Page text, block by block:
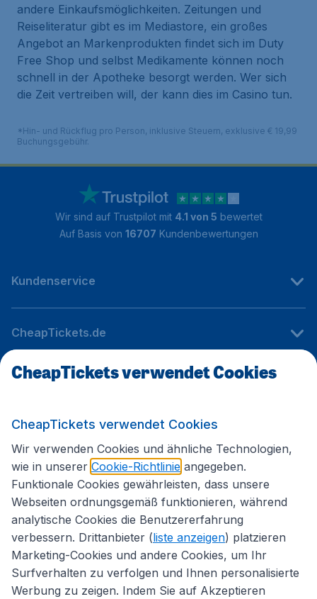
andere Einkaufsmöglichkeiten. Zeitungen und
Reiseliteratur gibt es im Mediastore, ein großes
Angebot an Markenprodukten findet sich im Duty
Free Shop und selbst Medikamente können noch
schnell in der Apotheke besorgt werden. Wer sich
die Zeit vertreiben will, der kann dies im Casino tun.
*Hin- und Rückflug pro Person, inklusive Steuern, exklusive € 19,99
Buchungsgebühr.
Wir sind auf Trustpilot mit 4.1 von 5 bewertet
Auf Basis von 16707 Kundenbewertungen
Kundenservice
CheapTickets.de
Internationale Webseiten
Folgen Sie uns:
CheapTickets verwendet Cookies
CheapTickets verwendet Cookies
Wir verwenden Cookies und ähnliche Technologien,
wie in unserer Cookie-Richtlinie angegeben.
Funktionale Cookies gewährleisten, dass unsere
Webseiten ordnungsgemäß funktionieren, während
analytische Cookies die Benutzererfahrung
verbessern. Drittanbieter (liste anzeigen) platzieren
Marketing-Cookies und andere Cookies, um Ihr
Surfverhalten zu verfolgen und Ihnen personalisierte
Werbung zu zeigen. Indem Sie auf Akzeptieren